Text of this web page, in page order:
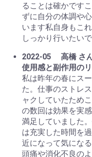
ることは確かです
ずに自分の体調や
います私自身もこ
しっかり行いたい
2022-05
高橋 さ
使用感と副作用の
私は昨年の春にス
た。仕事のストレ
ャクしていたため
の数回は効果を実
満足していました
は充実した時間を
近になって気にな
頭痛や消化不良の